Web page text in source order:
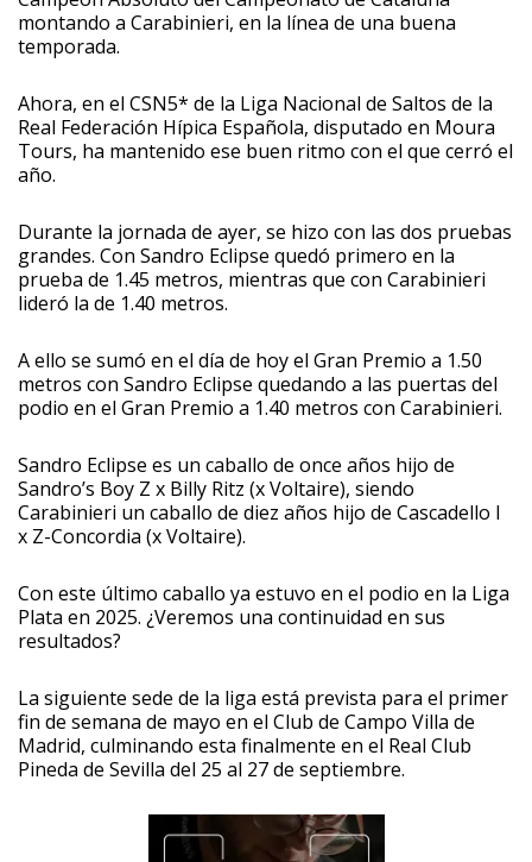
montando a Carabinieri, en la línea de una buena
temporada.
Ahora, en el CSN5* de la Liga Nacional de Saltos de la
Real Federación Hípica Española, disputado en Moura
Tours, ha mantenido ese buen ritmo con el que cerró el
año.
Durante la jornada de ayer, se hizo con las dos pruebas
grandes. Con Sandro Eclipse quedó primero en la
prueba de 1.45 metros, mientras que con Carabinieri
lideró la de 1.40 metros.
A ello se sumó en el día de hoy el Gran Premio a 1.50
metros con Sandro Eclipse quedando a las puertas del
podio en el Gran Premio a 1.40 metros con Carabinieri.
Sandro Eclipse es un caballo de once años hijo de
Sandro’s Boy Z x Billy Ritz (x Voltaire), siendo
Carabinieri un caballo de diez años hijo de Cascadello I
x Z-Concordia (x Voltaire).
Con este último caballo ya estuvo en el podio en la Liga
Plata en 2025. ¿Veremos una continuidad en sus
resultados?
La siguiente sede de la liga está prevista para el primer
fin de semana de mayo en el Club de Campo Villa de
Madrid, culminando esta finalmente en el Real Club
Pineda de Sevilla del 25 al 27 de septiembre. ‎